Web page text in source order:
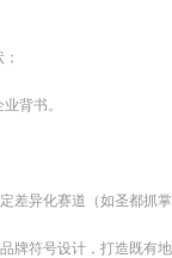
背书。
差异化赛道（如圣都抓掌
牌符号设计，打造既有地